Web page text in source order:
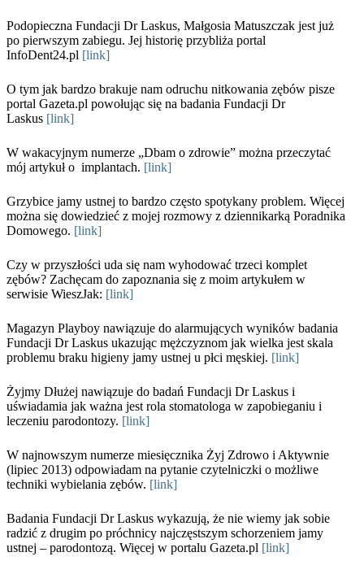
Podopieczna Fundacji Dr Laskus, Małgosia Matuszczak jest już
po pierwszym zabiegu. Jej historię przybliża portal
InfoDent24.pl [link]
O tym jak bardzo brakuje nam odruchu nitkowania zębów pisze
portal Gazeta.pl powołując się na badania Fundacji Dr
Laskus [link]
W wakacyjnym numerze „Dbam o zdrowie” można przeczytać
mój artykuł o implantach. [link]
Grzybice jamy ustnej to bardzo często spotykany problem. Więcej
można się dowiedzieć z mojej rozmowy z dziennikarką Poradnika
Domowego. [link]
Czy w przyszłości uda się nam wyhodować trzeci komplet
zębów? Zachęcam do zapoznania się z moim artykułem w
serwisie WieszJak: [link]
Magazyn Playboy nawiązuje do alarmujących wyników badania
Fundacji Dr Laskus ukazując mężczyznom jak wielka jest skala
problemu braku higieny jamy ustnej u płci męskiej. [link]
Żyjmy Dłużej nawiązuje do badań Fundacji Dr Laskus i
uświadamia jak ważna jest rola stomatologa w zapobieganiu i
leczeniu parodontozy. [link]
W najnowszym numerze miesięcznika Żyj Zdrowo i Aktywnie
(lipiec 2013) odpowiadam na pytanie czytelniczki o możliwe
techniki wybielania zębów. [link]
Badania Fundacji Dr Laskus wykazują, że nie wiemy jak sobie
radzić z drugim po próchnicy najczęstszym schorzeniem jamy
ustnej – parodontozą. Więcej w portalu Gazeta.pl [link]